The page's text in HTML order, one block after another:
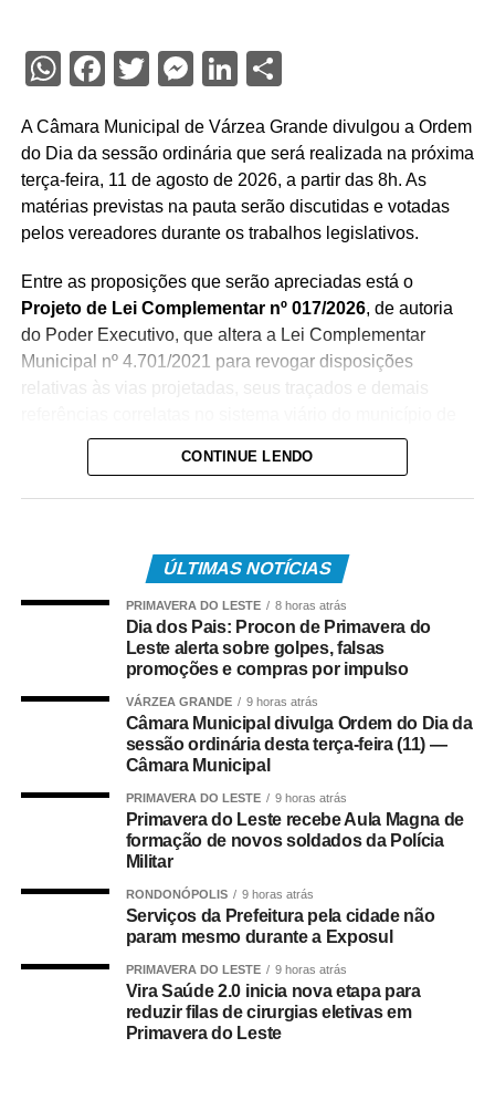
WhatsApp
Facebook
TwitterMessenger
LinkedIn
A Câmara Municipal de Várzea Grande divulgou a Ordem
do Dia da sessão ordinária que será realizada na próxima
terça-feira, 11 de agosto de 2026, a partir das 8h. As
matérias previstas na pauta serão discutidas e votadas
pelos vereadores durante os trabalhos legislativos.
Entre as proposições que serão apreciadas está o
Projeto de Lei Complementar nº 017/2026, de autoria
do Poder Executivo, que altera a Lei Complementar
Municipal nº 4.701/2021 para revogar disposições
Várzea Grande.
fibromialgia como pessoas com necessidades especiais
(PNE), para fins de acesso a direitos e benefícios, além
de estabelecer a gratuidade no transporte coletivo urbano
Na pauta está ainda oProjeto de Lei nº 077/2026
autoria do vereador Wender Silva Campos Madureira dos
Santos, que dispõe sobre a realização de atividades
educativas relacionadas aos direitos dos animais
domésticos nas escolas públicas e privadas de Várzea
, de autoria do Poder Executivo, que revoga o
artigo 35 da Lei Municipal nº 4.697/2021, que trata do
Outro projeto previsto para votação é oProjeto de Lei nº
, de autoria do vereador Alecsand Moreira da
CONTINUE LENDO
ÚLTIMAS NOTÍCIAS
PRIMAVERA DO LESTE 8 horas atrás
Dia dos Pais: Procon de Primavera do
Leste alerta sobre golpes, falsas
promoções e compras por impulso
VÁRZEA GRANDE 9 horas atrás
Câmara Municipal divulga Ordem do Dia da
sessão ordinária desta terça-feira (11) —
Câmara Municipal
PRIMAVERA DO LESTE 9 horas atrás
Primavera do Leste recebe Aula Magna de
formação de novos soldados da Polícia
Militar
RONDONÓPOLIS 9 horas atrás
Serviços da Prefeitura pela cidade não
param mesmo durante a Exposul
PRIMAVERA DO LESTE 9 horas atrás
Vira Saúde 2.0 inicia nova etapa para
reduzir filas de cirurgias eletivas em
Primavera do Leste